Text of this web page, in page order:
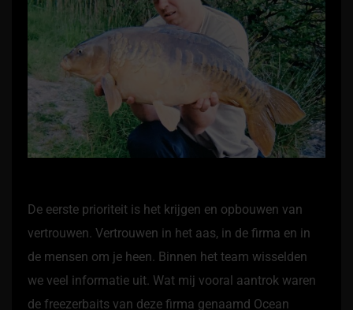
De eerste prioriteit is het krijgen en opbouwen van
vertrouwen. Vertrouwen in het aas, in de firma en in
de mensen om je heen. Binnen het team wisselden
we veel informatie uit. Wat mij vooral aantrok waren
de freezerbaits van deze firma genaamd Ocean